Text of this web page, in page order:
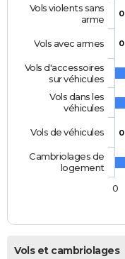
0
0
0
Vols violents sans
arme
Vols avec armes
Vols d'accessoires
sur véhicules
Vols dans les
véhicules
Vols de véhicules
Cambriolages de
logement
0
Vols et cambriolages